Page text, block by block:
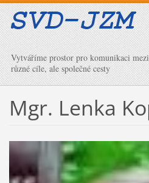
Vytváříme prostor pro komunikaci
různé cíle, ale společné cesty
Mgr. Lenka